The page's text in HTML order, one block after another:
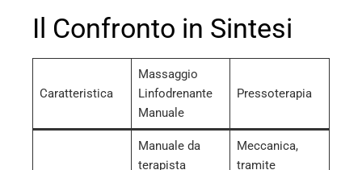
Il Confronto in Sintesi
Caratteristica
Massaggio
Linfodrenante
Manuale
Pressoterapia
Manuale da
terapista
Meccanica,
tramite